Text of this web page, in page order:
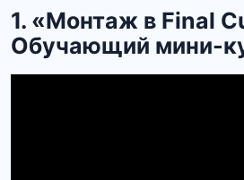
1. «‎Монтаж в Final
Обучающий мини-